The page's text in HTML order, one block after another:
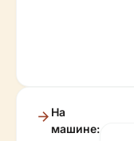
На
машине: